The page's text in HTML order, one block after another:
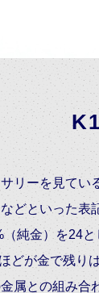
リーを見て
どといった
純金）を24
どが金で残り
属との組み